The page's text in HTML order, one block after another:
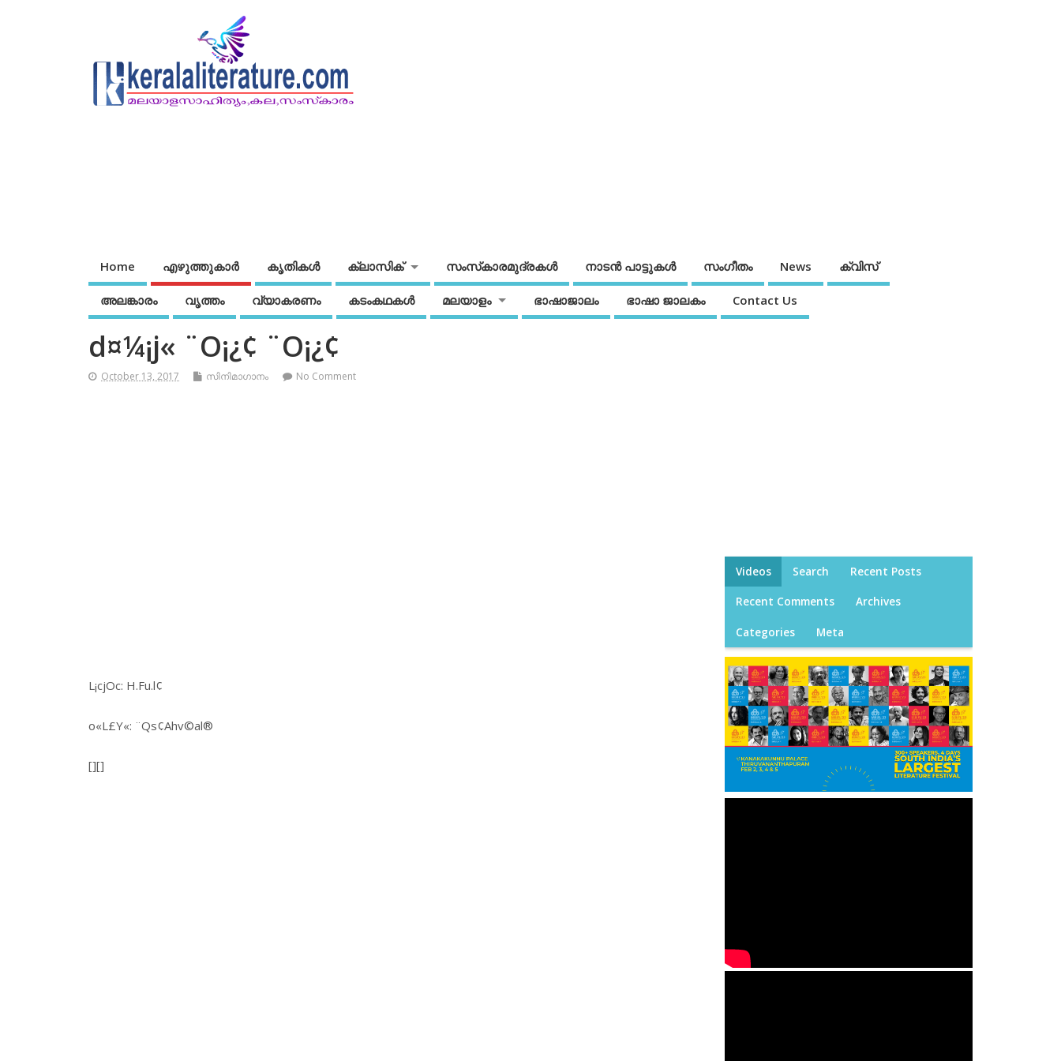
Home എഴുത്തുകാര്‍ കൃതികൾ ക്ലാസിക് സംസ്‌കാരമുദ്രകള്‍ നാടന്‍ പാട്ടുകള്‍ സംഗീതം News ക്വിസ്
അലങ്കാരം വൃത്തം വ്യാകരണം കടംകഥകള്‍ മലയാളം ഭാഷാജാലം ഭാഷാ ജാലകം Contact Us
d¤¼¡j« ¨O¡¿¢ ¨O¡¿¢
October 13, 2017 സിനിമാഗാനം No Comment
L¡cjOc: H.Fu.l¢
o«L£Y«: ¨Qs¢Ahv©al®
[][]
Videos Search Recent Posts
Recent Comments Archives
Categories Meta